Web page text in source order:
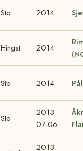
Sto 2014
Hingst 2014
Sto 2014
Sto
2013-
07-06
2013-